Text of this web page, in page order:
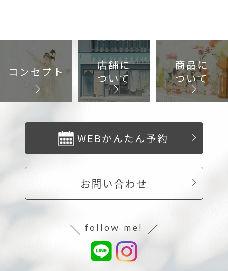
コンセプト
店舗に
ついて
商品に
ついて
お問い合わせ
WEBかんたん予約
follow me!